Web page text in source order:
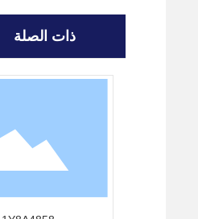
ذات الصلة